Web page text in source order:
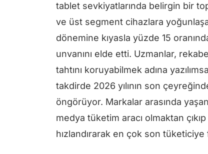
tablet sevkiyatlarında belirgin bir
ve üst segment cihazlara
dönemine kıyasla yüzde 15
unvanını elde etti. Uzmanlar,
tahtını koruyabilmek adına
takdirde 2026 yılının son
öngörüyor. Markalar arasında
medya tüketim aracı olmaktan
hızlandırarak en çok son tüketiciye